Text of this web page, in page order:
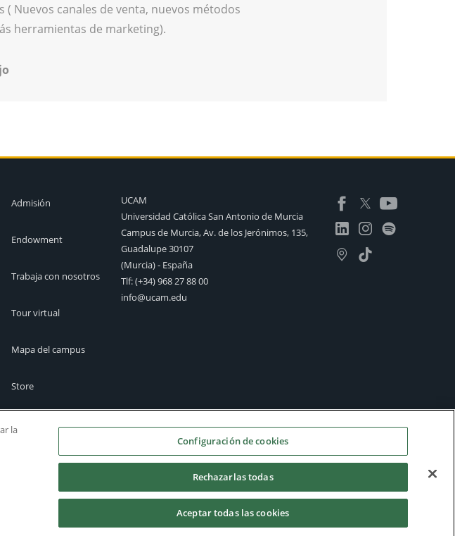
( Nuevos canales de venta, nuevos métodos
herramientas de marketing).
Admisión
Endowment
Trabaja con nosotros
Tour virtual
Mapa del campus
Store
UCAM
Universidad Católica San Antonio de Murcia
Campus de Murcia, Av. de los Jerónimos, 135,
Guadalupe 30107
(Murcia) - España
Tlf:(+34) 968 27 88 00
info@ucam.edu
la
Configuración de cookies
Rechazarlas todas
Aceptar todas las cookies